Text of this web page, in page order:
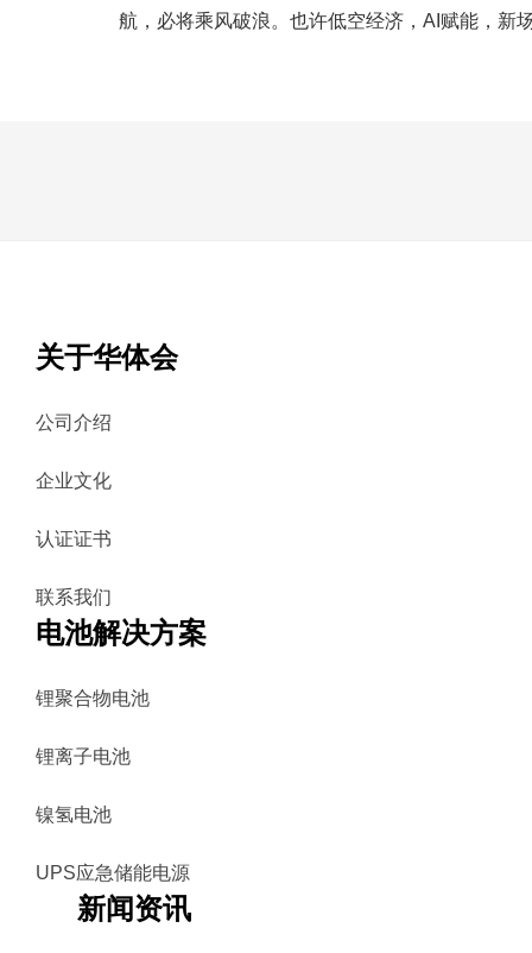
航，必将乘风破浪。也许低空经济，AI赋能，
关于华体会
公司介绍
企业文化
认证证书
联系我们
电池解决方案
锂聚合物电池
锂离子电池
镍氢电池
UPS应急储能电源
新闻资讯